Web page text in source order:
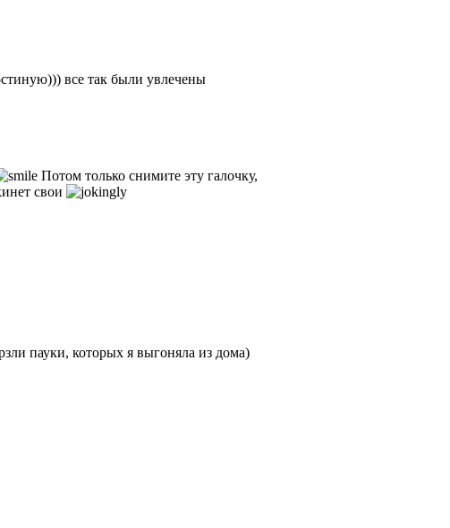
все так были увлечены
Потом только снимите эту галочку,
свои
пауки, которых я выгоняла из дома)